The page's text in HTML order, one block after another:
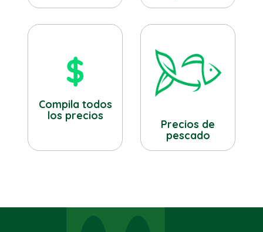
Compila todos
los precios
Precios de
pescado